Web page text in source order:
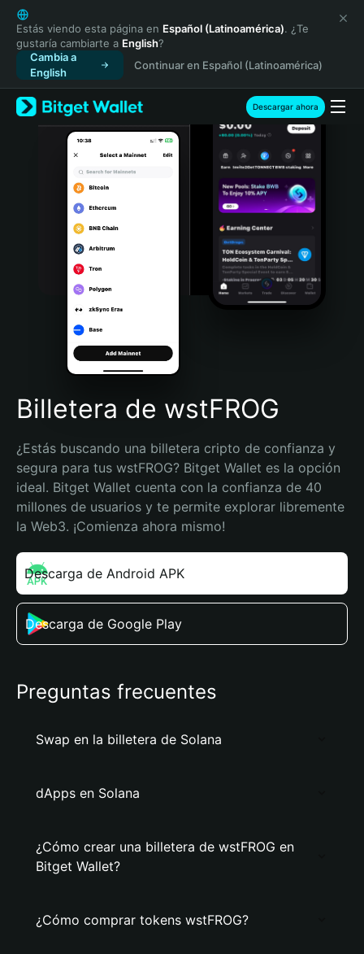
English
日本語
Tiếng Việt
Русский
Español (Latinoamérica)
Türkçe
Italiano
Português (Portugal)
Bahasa Indonesia
Português (Brasil)
Español (Argentina)
Estás viendo esta página en Español (Latinoamérica). ¿Te
gustaría cambiarte a English?
Cambia a
English
Continuar en Español (Latinoamérica)
Descargar ahora
Billetera de wstFROG
¿Estás buscando una billetera cripto de confianza y
segura para tus wstFROG? Bitget Wallet es la opción
ideal. Bitget Wallet cuenta con la confianza de 40
millones de usuarios y te permite explorar libremente
la Web3. ¡Comienza ahora mismo!
Descarga de Android APK
Descarga de Google Play
Preguntas frecuentes
Swap en la billetera de Solana
dApps en Solana
¿Cómo crear una billetera de wstFROG en
Bitget Wallet?
¿Cómo comprar tokens wstFROG?